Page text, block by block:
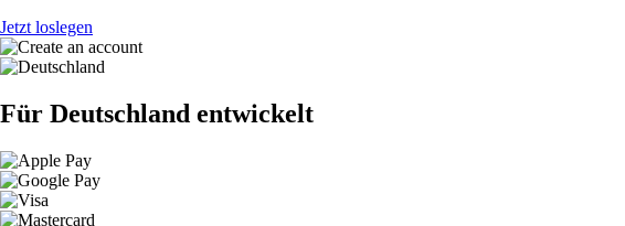
Jetzt loslegen
Für Deutschland entwickelt